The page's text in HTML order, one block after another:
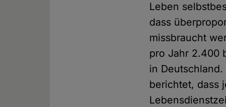
Leben
dass
missbraucht
pro Jahr 2.400
in
berichtet, dass